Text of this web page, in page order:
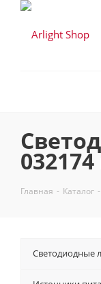
Главная - Каталог -
Светодиодные